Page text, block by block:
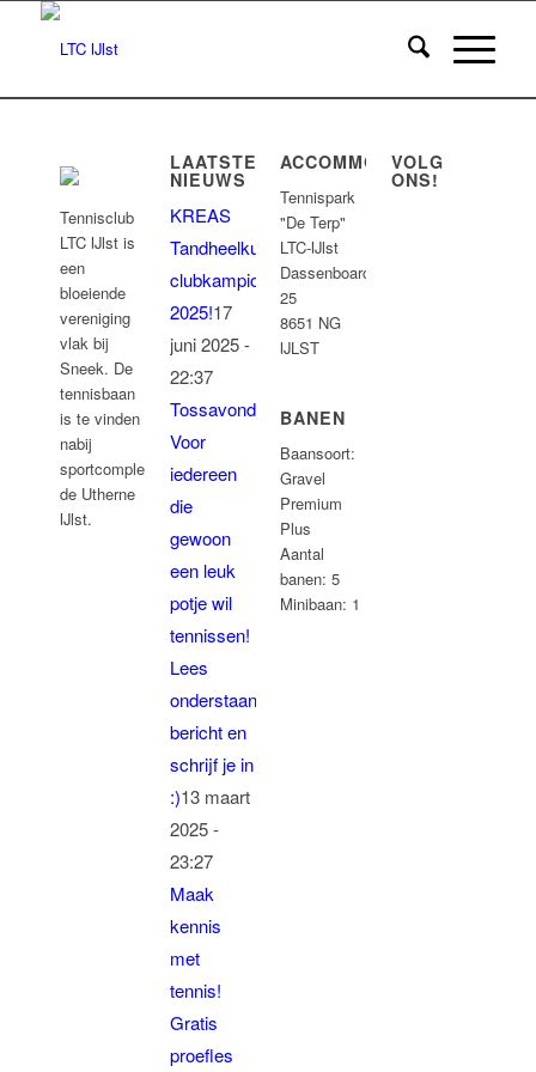
Tennisclub
LTC IJlst is
een
bloeiende
vereniging
vlak bij
Sneek. De
tennisbaan
is te vinden
nabij
sportcomplex
de Utherne
IJlst.
LAATSTE
NIEUWS
KREAS
Tandheelkunde
clubkampioenschappen
2025!17
juni 2025 -
22:37
Tossavond:
Voor
iedereen
die
gewoon
een leuk
potje wil
tennissen!
Lees
onderstaand
bericht en
schrijf je in
:)13 maart
2025 -
23:27
Maak
kennis
met
tennis!
Gratis
proefles
ACCOMMODATIE
Tennispark
"De Terp"
LTC-IJlst
Dassenboarch
25
8651 NG
IJLST
BANEN
Baansoort:
Gravel
Premium
Plus
Aantal
banen: 5
Minibaan: 1
VOLG
ONS!